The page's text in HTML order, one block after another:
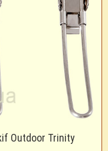
Outdoor Trinity